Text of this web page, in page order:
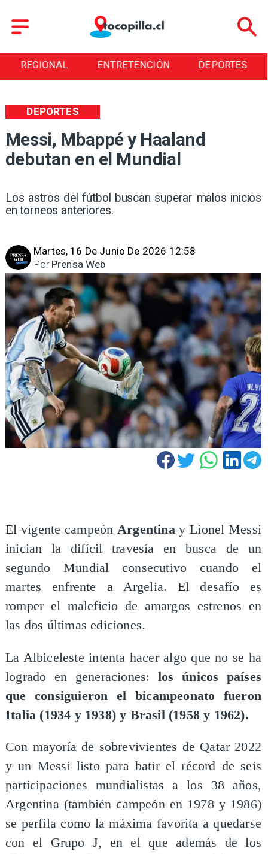
ENTRETENCIÓN DEPORTES CULTURA
Messi, Mbappé y Haaland
debutan en el Mundial
Los astros del fútbol buscan superar malos inicios
en torneos anteriores.
DEPORTES
Martes, 16 De Junio De 2026 12:58
Prensa Web
Por
El vigente campeón Argentinay Lionel Messi
inician la difícil travesía en busca de un
segundo Mundial consecutivo cuando el
martes enfrente a Argelia. El desafío es
romper el maleficio de amargos estrenos en
las dos últimas ediciones.
La Albiceleste intenta hacer algo que no se ha
logrado en generaciones: los únicos países
que consiguieron el bicampeonato fueron
Italia (1934 y 1938) y Brasil (1958 y 1962).
Con mayoría de sobrevivientes de Qatar 2022
y un Messi listo para batir el récord de seis
participaciones mundialistas a los 38 años,
Argentina (también campeón en 1978 y 1986)
se perfila como la máxima favorita a quedarse
con el Grupo J, en el que además de los